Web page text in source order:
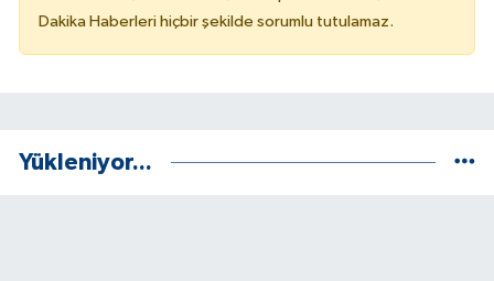
Dakika Haberleri hiçbir şekilde sorumlu tutulamaz.
Yükleniyor...